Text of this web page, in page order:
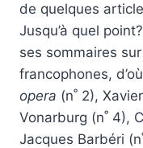
de quelques
Jusqu’à quel
ses sommaires
francophones,
opera (n˚ 2),
Vonarburg (n˚ 4),
Jacques Barbéri